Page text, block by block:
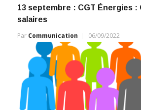
13 septembre : CGT Énergies :
salaires
Par Communication 06/09/2022